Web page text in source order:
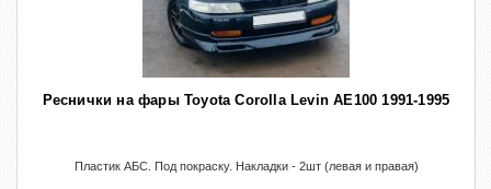
Реснички на фары Toyota Corolla Levin AE100 1991-1995
Пластик АБС. Под покраску. Накладки - 2шт (левая и правая)